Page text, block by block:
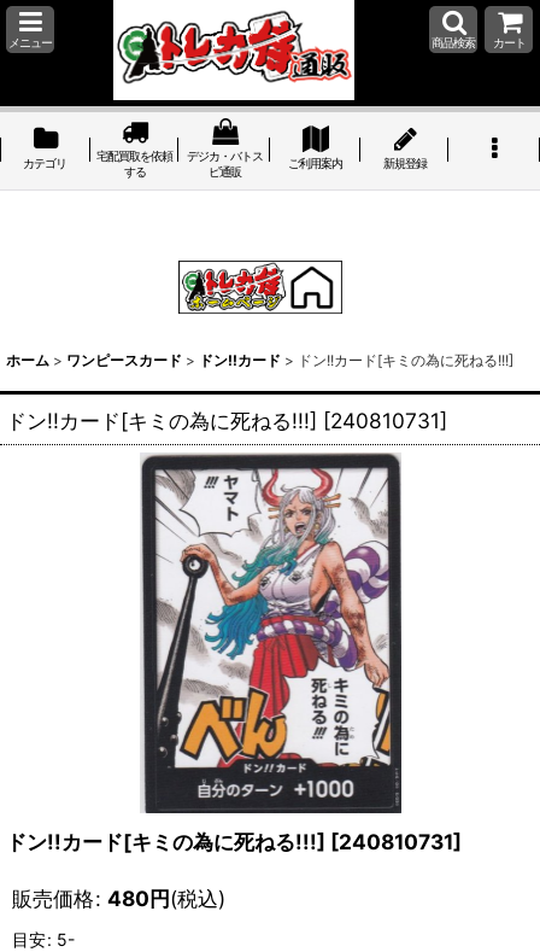
メニュー 商品検索 カート
カテゴリ
宅配買取を依頼
する
デジカ・バトス
ピ通販
ご利用案内 新規登録
ホーム > ワンピースカード > ドン!!カード > ドン!!カード[キミの為に死ねる!!!]
ドン!!カード[キミの為に死ねる!!!] [240810731]
ドン!!カード[キミの為に死ねる!!!] [240810731]
販売価格: 480円(税込)
目安: 5-